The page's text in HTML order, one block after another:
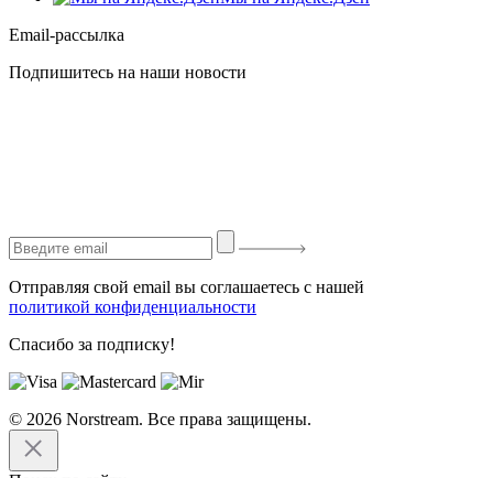
Email-рассылка
Подпишитесь на наши новости
Отправляя свой email вы соглашаетесь с нашей
политикой конфиденциальности
Спасибо за подписку!
© 2026 Norstream. Все права защищены.